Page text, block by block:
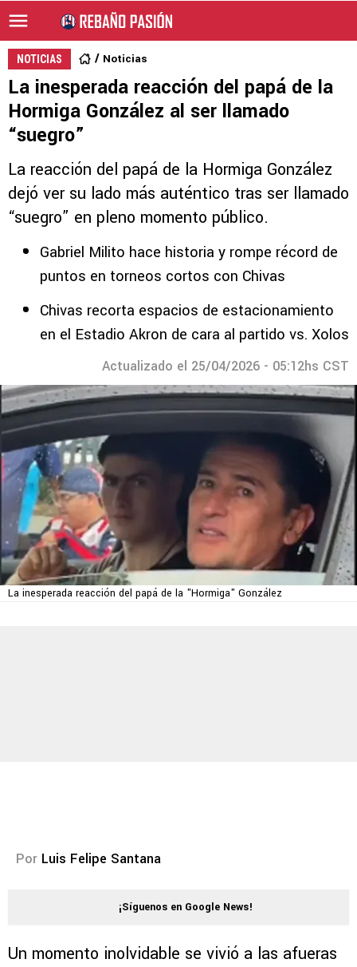
NOTICIAS Noticias
La inesperada reacción del papá de la
Hormiga González al ser llamado
“suegro”
La reacción del papá de la Hormiga González
dejó ver su lado más auténtico tras ser llamado
“suegro” en pleno momento público.
Gabriel Milito hace historia y rompe récord de
puntos en torneos cortos con Chivas
Chivas recorta espacios de estacionamiento
en el Estadio Akron de cara al partido vs. Xolos
Actualizado el 25/04/2026 - 05:12hs CST
La inesperada reacción del papá de la "Hormiga" González
Por Luis Felipe Santana
¡Síguenos en Google News!
Un momento inolvidable se vivió a las afueras